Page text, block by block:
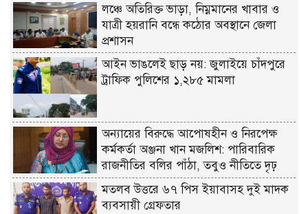
লঞ্চে অতিরিক্ত ভাড়া, নিম্নমানের খাবার ও
যাত্রী হয়রানি বন্ধে কঠোর অবস্থানে জেলা
প্রশাসন
আইন ভাঙলেই ছাড় নয়: জুলাইয়ে চাঁদপুরে
ট্রাফিক পুলিশের ১,২৮৫ মামলা
অন্যায়ের বিরুদ্ধে আপোষহীন ও নিরপেক্ষ
কর্মকর্তা অঞ্জনা খান মজলিশ: পারিবারিক
রাজনীতির বলির পাঁঠা, তবুও নীতিতে দৃঢ়
মতলব উত্তরে ৬৭ পিস ইয়াবাসহ দুই মাদক
ব্যবসায়ী গ্রেফতার